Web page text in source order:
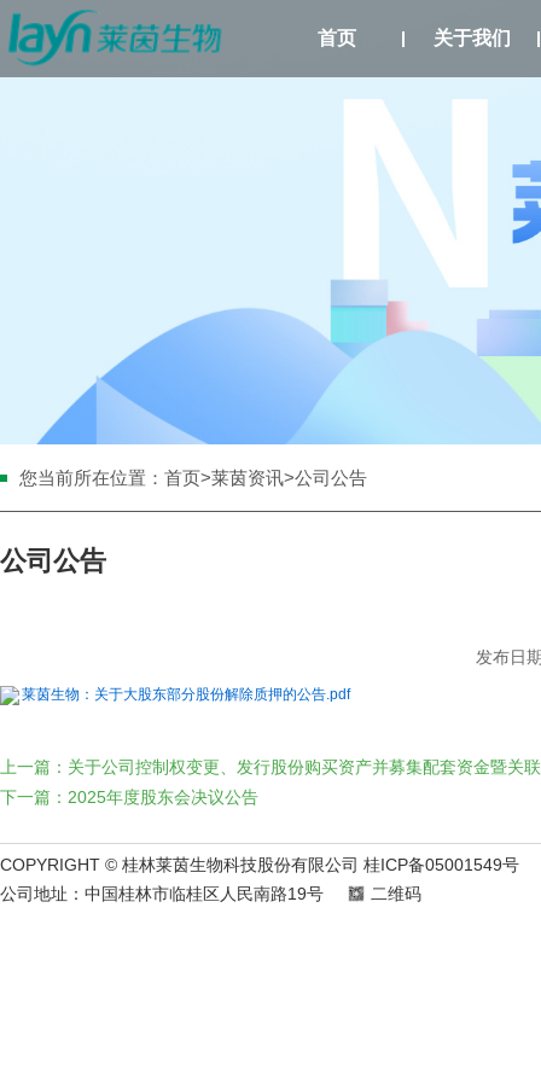
首页 关于我们
您当前所在位置： 首页>莱茵资讯>公司公告
公司公告
发布日
莱茵生物：关于大股东部分股份解除质押的公告.pdf
上一篇：关于公司控制权变更、发行股份购买资产并募集配套资金暨关
下一篇：2025年度股东会决议公告
COPYRIGHT © 桂林莱茵生物科技股份有限公司 桂ICP备05001549号
公司地址：中国桂林市临桂区人民南路19号
二维码